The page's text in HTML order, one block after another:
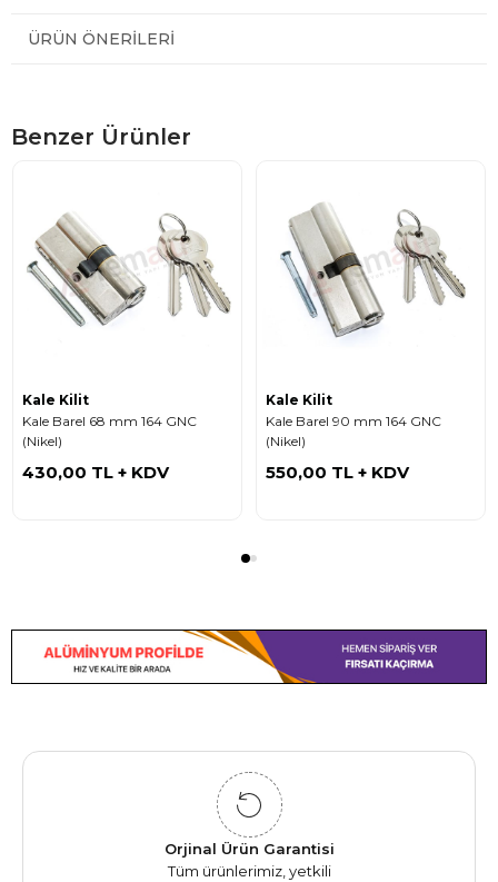
ÜRÜN ÖNERILERI
Benzer Ürünler
Kale Kilit
Kale Barel 68 mm 164 GNC
(Nikel)
430,00 TL + KDV
Kale Kilit
Kale Barel 90 mm 164 GNC
(Nikel)
550,00 TL + KDV
Orjinal Ürün Garantisi
Tüm ürünlerimiz, yetkili